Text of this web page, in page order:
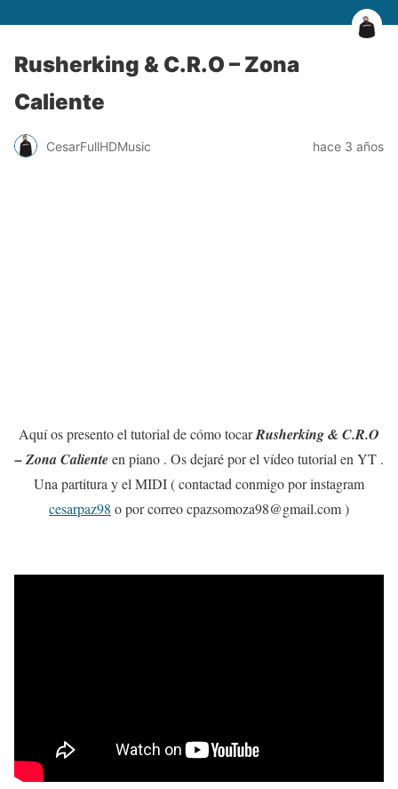
Rusherking & C.R.O – Zona
Caliente
CesarFullHDMusic hace 3 años
Aquí os presento el tutorial de cómo tocarRusherking & C.R.O
– Zona Calienteen piano . Os dejaré por el vídeo tutorial en YT .
Una partitura y el MIDI ( contactad conmigo por instagram
cesarpaz98 o por correo cpazsomoza98@gmail.com )